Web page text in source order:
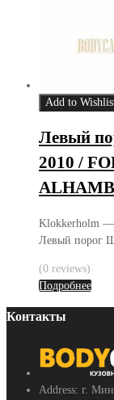
Add to
Левый
2010 /
Klokkerholm —
Левый порог
(0 reviews)
Подробнее
Контакты
Address: г.